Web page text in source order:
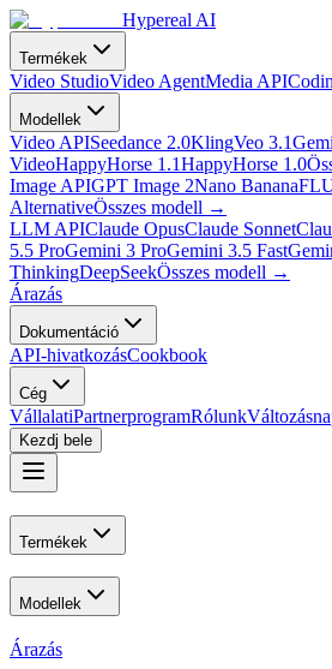
Hypereal AI
Termékek
Video StudioVideo AgentMedia API
Modellek
Video APISeedance 2.0KlingVeo 3.1
VideoHappyHorse 1.1HappyHorse 1.0
Image APIGPT Image 2Nano Banana
AlternativeÖsszes modell →
LLM APIClaude OpusClaude Sonnet
5.5 ProGemini 3 ProGemini 3.5 Fast
ThinkingDeepSeekÖsszes modell →
Árazás
Dokumentáció
API-hivatkozásCookbook
Cég
VállalatiPartnerprogramRólunk
Kezdj bele
Termékek
Modellek
Árazás